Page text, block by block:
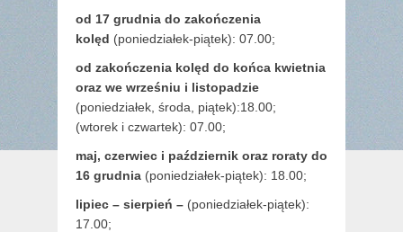
od 17 grudnia do zakończenia
kolęd (poniedziałek-piątek): 07.00;
od zakończenia kolęd do końca kwietnia
oraz we wrześniu i listopadzie
(poniedziałek, środa, piątek):18.00;
(wtorek i czwartek): 07.00;
maj, czerwiec i październik oraz roraty do
16 grudnia (poniedziałek-piątek): 18.00;
lipiec – sierpień – (poniedziałek-piątek):
17.00;